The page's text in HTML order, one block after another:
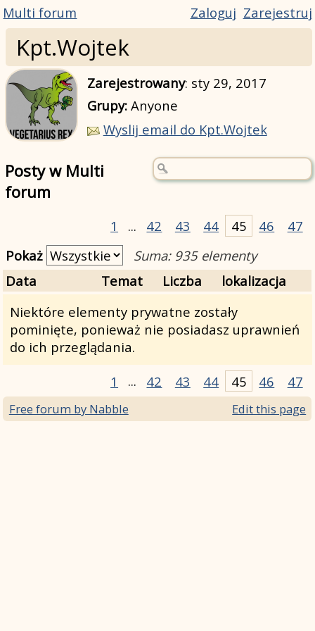
Multi forum Zaloguj Zarejestruj
Kpt.Wojtek
Zarejestrowany: sty 29, 2017
Grupy:Anyone
Wyslij email do Kpt.Wojtek
Posty w Multi
forum
1 ... 42 43 44 45 46
47
Pokaż
Suma: 935 elementy
Data
Temat Liczba
lokalizacja
Niektóre elementy prywatne zostały
pominięte, ponieważ nie posiadasz uprawnień
do ich przeglądania.
1
... 42 43 44 45 46 47
Free forum by Nabble Edit this page